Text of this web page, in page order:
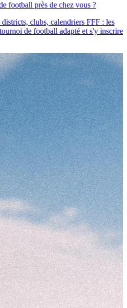
football près de chez vous ?
clubs, calendriers FFF : les
de football adapté et s'y inscrire